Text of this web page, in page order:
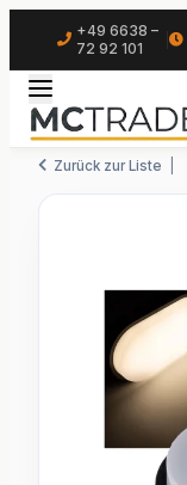
+49 6638 –
72 92 101
Zurück zur Liste